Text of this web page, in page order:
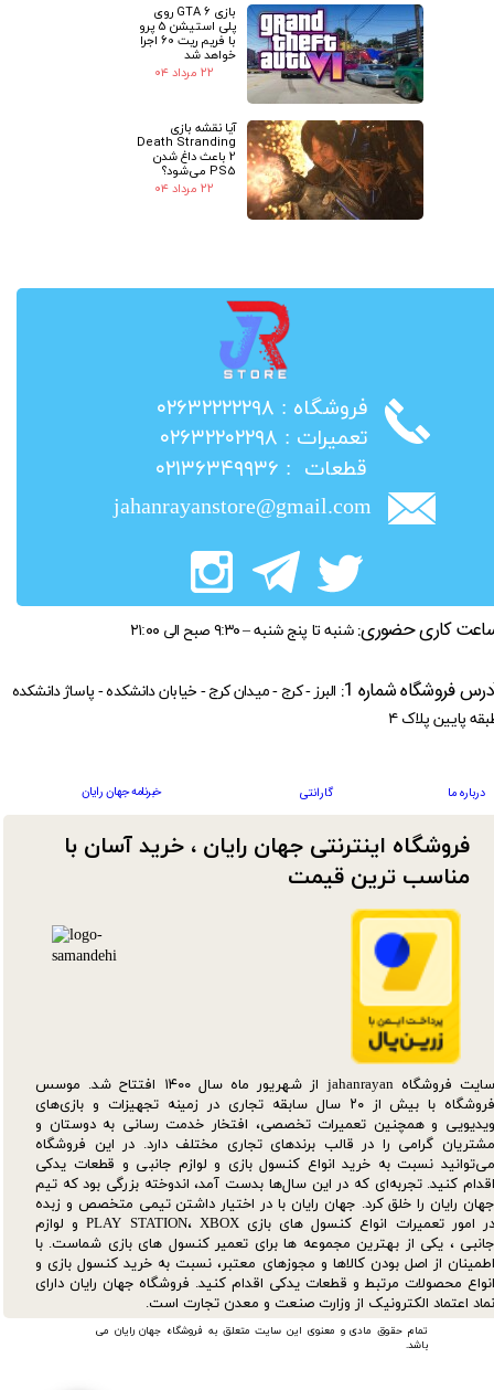
بازی GTA 6 روی
پلی استیشن 5 پرو
با فریم ریت 60 اجرا
خواهد شد
۲۲ مرداد ۰۴
آیا نقشه بازی
Death Stranding
2 باعث داغ شدن
PS5 می‌شود؟
۲۲ مرداد ۰۴
تمام حقوق مادی و معنوی این سایت متعلق به فروشگاه جهان رایان می
باشد.
​فروشگاه : ۰۲۶۳۲۲۲۲۲۹۸
​تعمیرات : ۰۲۶۳۲۲۰۲۲۹۸
​قطعات : ۰۲۱۳۶۳۴۹۹۳۶
jahanrayanstore@gmail.com
سایت فروشگاه jahanrayan از شهریور ماه سال ۱۴۰۰ افتتاح شد. موسس
فروشگاه با بیش از ۲۰ سال سابقه تجاری در زمینه تجهیزات و بازی‌های
ویدیویی و همچنین تعمیرات تخصصی، افتخار خدمت رسانی به دوستان و
مشتریان گرامی را در قالب برندهای تجاری مختلف دارد. در این فروشگاه
می‌توانید نسبت به خرید انواع کنسول بازی و لوازم جانبی و قطعات یدکی‌
اقدام کنید. تجربه‌ای که در این سال‌ها بدست آمد، اندوخته بزرگی بود که تیم
جهان رایان را خلق کرد. جهان رایان با در اختیار داشتن تیمی متخصص و زبده
در امور تعمیرات انواع کنسول های بازی PLAY STATION، XBOX و لوازم
جانبی ، یکی از بهترین مجموعه ها برای تعمیر کنسول های بازی شماست. با
اطمینان از اصل بودن کالاها و مجوزهای معتبر، نسبت به خرید کنسول بازی و
انواع محصولات مرتبط و قطعات یدکی اقدام کنید. فروشگاه جهان رایان دارای
نماد اعتماد الکترونیک از وزارت صنعت و معدن تجارت است.
فروشگاه اینترنتی جهان رایان ، خرید آسان با
مناسب ترین قیمت​​​​​​​
کاری حضوری: شنبه تا پنج شنبه – ۹:۳۰ صبح الی ۲۱:۰۰
درباره ما گارانتی خبرنامه جهان رایان
فروشگاه شماره 1:
البرز - کرج - میدان کرج - خیابان دانشکده - پاساژ دانشکده
پایین پلاک ۴